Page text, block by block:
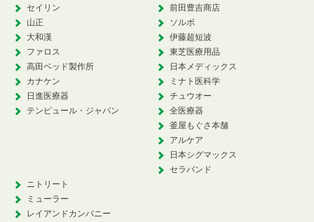
セイリン
山正
大和漢
ファロス
高田ベッド製作所
カナケン
日進医療器
テンピュール・ジャパン
前田豊吉商店
ソルボ
伊藤超短波
東芝医療用品
日本メディックス
ミナト医科学
チュウオー
全医療器
釜屋もぐさ本舗
アルケア
日本シグマックス
セラバンド
ニトリート
ミューラー
レイアンドカンパニー